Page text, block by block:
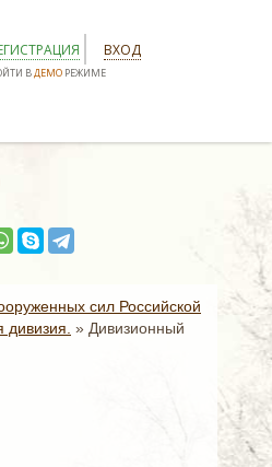
ВХОД
ВДЕМО РЕЖИМЕ
сил Российской
дивизия. » Дивизионный